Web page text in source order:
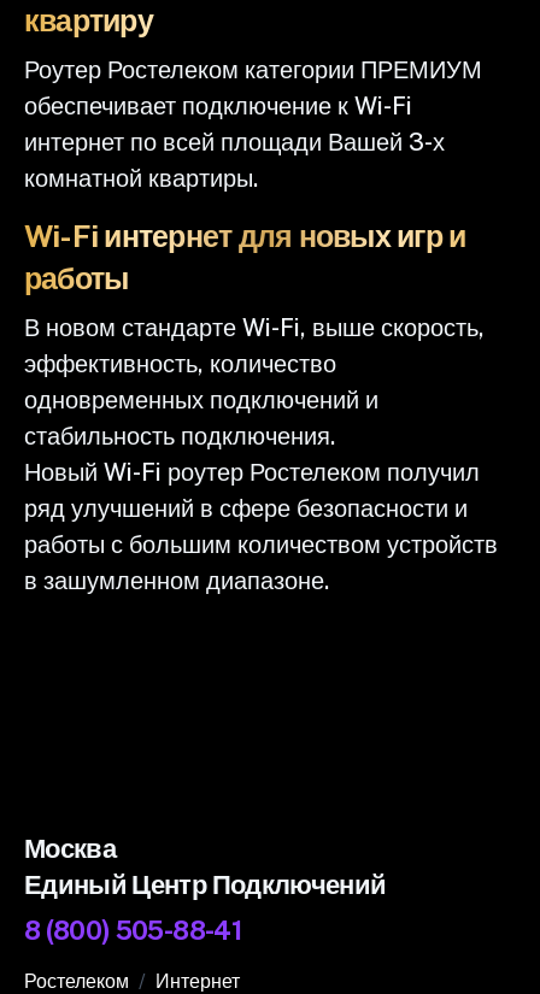
квартиру
Роутер Ростелеком категории ПРЕМИУМ
обеспечивает подключение к Wi-Fi
интернет по всей площади Вашей 3-х
комнатной квартиры.
Wi-Fi интернет для новых игр и
работы
В новом стандарте Wi-Fi, выше скорость,
эффективность, количество
одновременных подключений и
стабильность подключения.
Новый Wi-Fi роутер Ростелеком получил
ряд улучшений в сфере безопасности и
работы с большим количеством устройств
в зашумленном диапазоне.
Москва
Единый Центр Подключений
8 (800) 505-88-41
Ростелеком
Интернет